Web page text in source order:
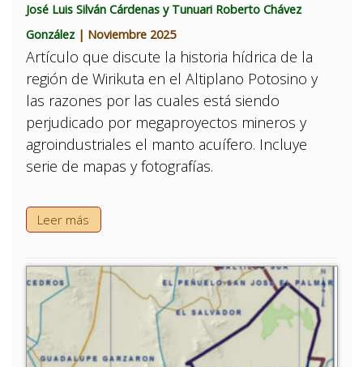
José Luis Silván Cárdenas y Tunuari Roberto Chávez
González | Noviembre 2025
Artículo que discute la historia hídrica de la
región de Wirikuta en el Altiplano Potosino y
las razones por las cuales está siendo
perjudicado por megaproyectos mineros y
agroindustriales el manto acuífero. Incluye
serie de mapas y fotografías.
Leer más